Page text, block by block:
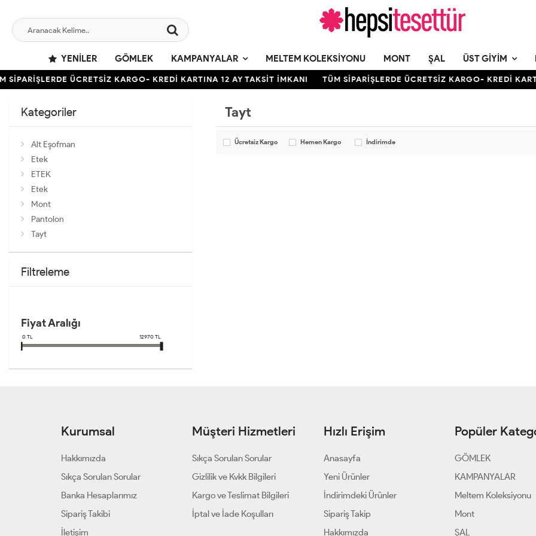
YENILER GÖMLEK KAMPANYALAR MELTEM KOLEKSIYONU MONT ŞAL ÜST GIYIM
SİPARİŞLERDE ÜCRETSİZ KARGO- KREDİ KARTINA 12 AY TAKSİT İMKANI TÜM SİPARİŞLERDE ÜCRETSİZ KARGO- KREDİ
Kategoriler
Alt Eşofman
Etek
ETEK
Etek
Mont
Pantolon
Tayt
Filtreleme
Fiyat Aralığı
0TL 12970TL
Tayt
Ücretsiz Kargo Hemen Kargo İndirimde
Kurumsal
Hakkımızda
Sıkça Sorulan Sorular
Banka Hesaplarımız
Sipariş Takibi
İletişim
Müşteri Hizmetleri
Sıkça Sorulan Sorular
Gizlilik ve Kvkk Bilgileri
Kargo ve Teslimat Bilgileri
İptal ve İade Koşulları
Hızlı Erişim
Anasayfa
Yeni Ürünler
İndirimdeki Ürünler
Sipariş Takip
Hakkımızda
Popüler
GÖMLEK
KAMPANYALAR
Meltem Koleksiyonu
Mont
ŞAL